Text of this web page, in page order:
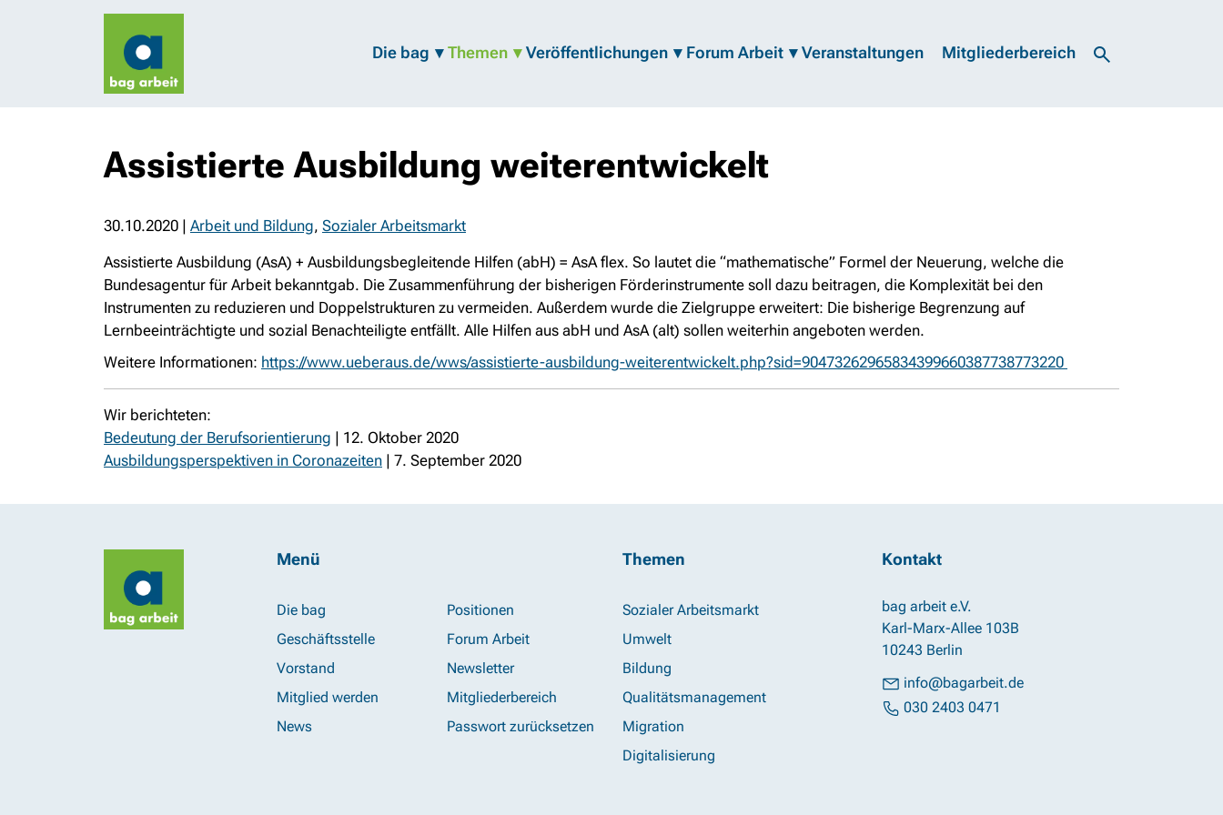
Die bag Themen Veröffentlichungen Forum Arbeit Veranstaltungen Mitgliederbereich
Assistierte Ausbildung weiterentwickelt
30.10.2020 | Arbeit und Bildung, Sozialer Arbeitsmarkt
Assistierte Ausbildung (AsA) + Ausbildungsbegleitende Hilfen (abH) = AsA flex. So lautet die “mathematische” Formel der Neuerung, welche die
Bundesagentur für Arbeit bekanntgab. Die Zusammenführung der bisherigen Förderinstrumente soll dazu beitragen, die Komplexität bei den
Instrumenten zu reduzieren und Doppelstrukturen zu vermeiden. Außerdem wurde die Zielgruppe erweitert: Die bisherige Begrenzung auf
Lernbeeinträchtigte und sozial Benachteiligte entfällt. Alle Hilfen aus abH und AsA (alt) sollen weiterhin angeboten werden.
Weitere Informationen: https://www.ueberaus.de/wws/assistierte-ausbildung-weiterentwickelt.php?sid=90473262965834399660387738773220
Wir berichteten:
Bedeutung der Berufsorientierung | 12. Oktober 2020
Ausbildungsperspektiven in Coronazeiten | 7. September 2020
Menü
Die bag
Geschäftsstelle
Vorstand
Mitglied werden
News
Positionen
Forum Arbeit
Newsletter
Mitgliederbereich
Passwort zurücksetzen
Themen
Sozialer Arbeitsmarkt
Umwelt
Bildung
Qualitätsmanagement
Migration
Digitalisierung
Kontakt
bag arbeit e.V.
Karl-Marx-Allee 103B
10243 Berlin
info@bagarbeit.de
030 2403 0471